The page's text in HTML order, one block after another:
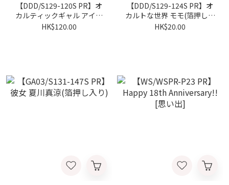
【DDD/S129-120S PR】オ
カルティックギャル アイラ
(箔押し入り)
HK$120.00
【DDD/S129-124S PR】オ
カルトな世界 モモ(箔押し入
り)
HK$20.00